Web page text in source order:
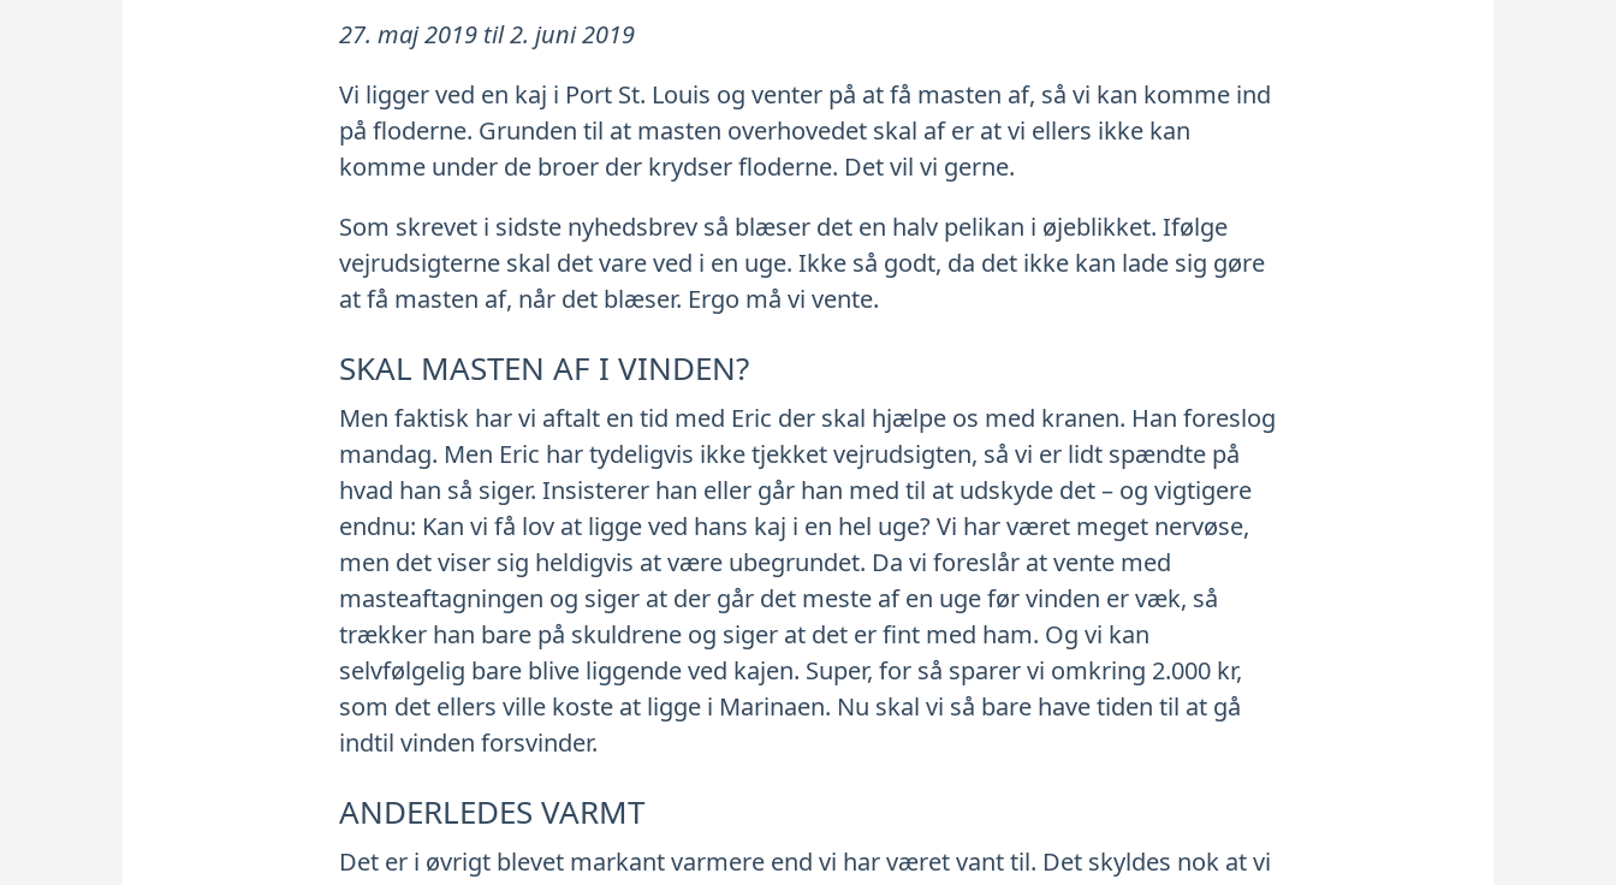
27. maj 2019 til 2. juni 2019
Vi ligger ved en kaj i Port St. Louis og venter på at få masten af, så vi kan komme ind
på floderne. Grunden til at masten overhovedet skal af er at vi ellers ikke kan
komme under de broer der krydser floderne. Det vil vi gerne.
Som skrevet i sidste nyhedsbrev så blæser det en halv pelikan i øjeblikket. Ifølge
vejrudsigterne skal det vare ved i en uge. Ikke så godt, da det ikke kan lade sig gøre
at få masten af, når det blæser. Ergo må vi vente.
SKAL MASTEN AF I VINDEN?
Men faktisk har vi aftalt en tid med Eric der skal hjælpe os med kranen. Han foreslog
mandag. Men Eric har tydeligvis ikke tjekket vejrudsigten, så vi er lidt spændte på
hvad han så siger. Insisterer han eller går han med til at udskyde det – og vigtigere
endnu: Kan vi få lov at ligge ved hans kaj i en hel uge? Vi har været meget nervøse,
men det viser sig heldigvis at være ubegrundet. Da vi foreslår at vente med
masteaftagningen og siger at der går det meste af en uge før vinden er væk, så
trækker han bare på skuldrene og siger at det er fint med ham. Og vi kan
selvfølgelig bare blive liggende ved kajen. Super, for så sparer vi omkring 2.000 kr,
som det ellers ville koste at ligge i Marinaen. Nu skal vi så bare have tiden til at gå
indtil vinden forsvinder.
ANDERLEDES VARMT
Det er i øvrigt blevet markant varmere end vi har været vant til. Det skyldes nok at vi